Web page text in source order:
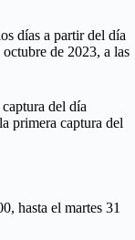
días a partir del día
de 2023, a las
del día
primera captura del
hasta el martes 31